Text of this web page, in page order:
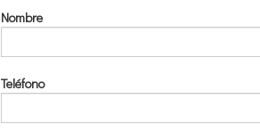
Nombre
Teléfono